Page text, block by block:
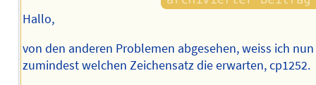
Hallo,
von den anderen Problemen abgesehen, weiss ich nun
zumindest welchen Zeichensatz die erwarten, cp1252.